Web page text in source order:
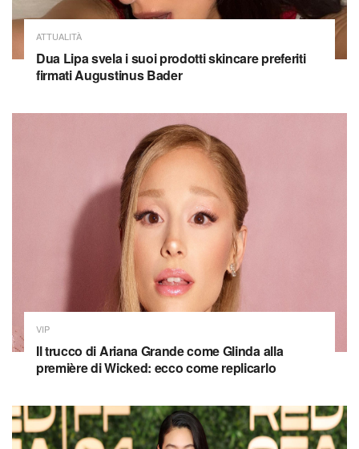
ATTUALITÀ
Dua Lipa svela i suoi prodotti skincare preferiti
firmati Augustinus Bader
VIP
Il trucco di Ariana Grande come Glinda alla
première di Wicked: ecco come replicarlo